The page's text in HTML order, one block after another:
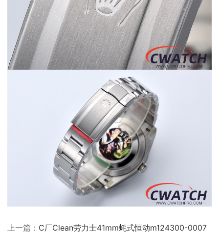
上一篇： C厂Clean劳力士41mm蚝式恒动m124300-0007